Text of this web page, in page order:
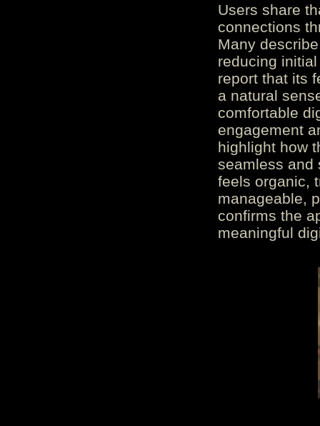
Users share
connections
Many
reducing
report that its
a natural
comfortable
engagement
highlight how
seamless and
feels organic,
manageable,
confirms the
meaningful